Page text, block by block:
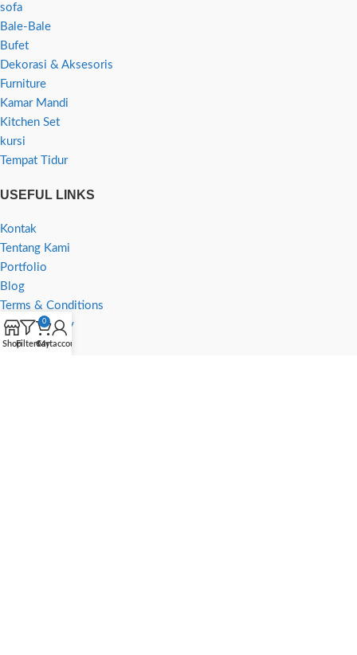
sofa
Bale-Bale
Bufet
Dekorasi & Aksesoris
Furniture
Kamar Mandi
Kitchen Set
kursi
Tempat Tidur
USEFUL LINKS
Kontak
Tentang Kami
Portfolio
Blog
Terms & Conditions
Privacy Policy
Returns
ShopFilters
0
Cart
My account